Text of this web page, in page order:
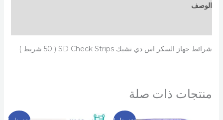
الوصف
شرائط جهاز السكر اس دي تشيك SD Check Strips ( 50 شريط )
منتجات ذات صلة